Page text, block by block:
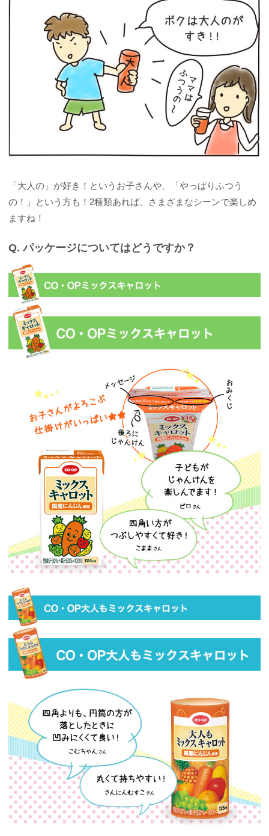
「大人の」が好き！というお子さんや、「やっぱりふつう
の！」という方も！2種類あれば、さまざまなシーンで楽しめ
ますね！
Q. パッケージについてはどうですか？